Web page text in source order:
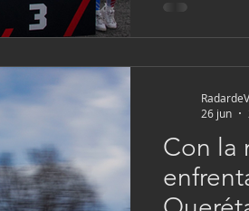
Con la
26 jun